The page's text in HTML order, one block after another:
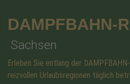
DAMPFBAHN-
Sachsen
Erleben Sie entlang der
reizvollen Urlaubsregionen täglich